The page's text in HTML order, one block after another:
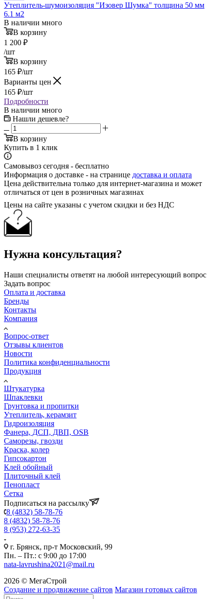
Утеплитель-шумоизоляция "Изовер Шумка" толщина 50 мм
6.1 м2
В наличии много
В корзину
1 200 ₽
/шт
В корзину
165 ₽/шт
Варианты цен
165 ₽/шт
Подробности
В наличии много
Нашли дешевле?
В корзину
Купить в 1 клик
Самовывоз сегодня - бесплатно
Информация о доставке - на странице доставка и оплата
Цена действительна только для интернет-магазина и может
отличаться от цен в розничных магазинах
Цены на сайте указаны с учетом скидки и без НДС
Нужна консультация?
Наши специалисты ответят на любой интересующий вопрос
Задать вопрос
Оплата и доставка
Бренды
Контакты
Компания
Вопрос-ответ
Отзывы клиентов
Новости
Политика конфиденциальности
Продукция
Штукатурка
Шпаклевки
Грунтовка и пропитки
Утеплитель, керамзит
Гидроизоляция
Фанера, ДСП, ДВП, OSB
Саморезы, гвозди
Краска, колер
Гипсокартон
Клей обойный
Плиточный клей
Пенопласт
Сетка
Подписаться на рассылку
8 (4832) 58-78-76
8 (4832) 58-78-76
8 (953) 272-63-35
г. Брянск, пр-т Московский, 99
Пн. – Пт.: с 9:00 до 17:00
nata-lavrushina2021@mail.ru
2026 © МегаСтрой
Создание и продвижение сайтов Магазин готовых сайтов